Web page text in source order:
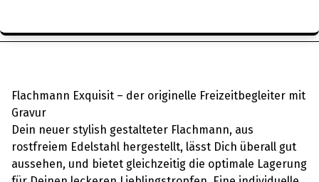
Flachmann Exquisit – der originelle Freizeitbegleiter mit
Gravur
Dein neuer stylish gestalteter Flachmann, aus
rostfreiem Edelstahl hergestellt, lässt Dich überall gut
aussehen, und bietet gleichzeitig die optimale Lagerung